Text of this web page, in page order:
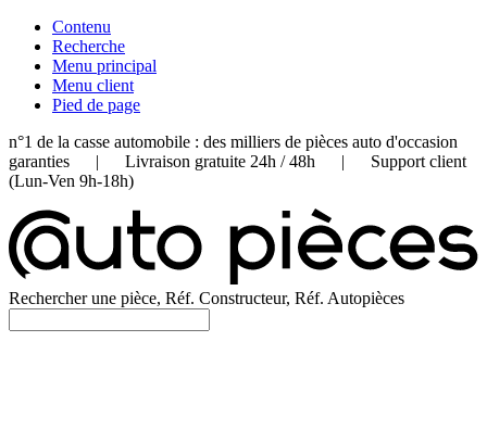
Contenu
Recherche
Menu principal
Menu client
Pied de page
n°1 de la casse automobile : des milliers de pièces auto d'occasion
garanties | Livraison gratuite 24h / 48h | Support client
(Lun-Ven 9h-18h)
Rechercher une pièce, Réf. Constructeur, Réf. Autopièces